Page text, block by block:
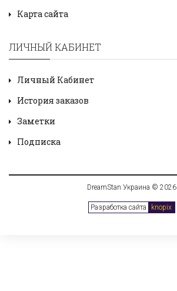
Карта сайта
ЛИЧНЫЙ КАБИНЕТ
Личный Кабинет
История заказов
Заметки
Подписка
DreamStan Украина © 2026
Разработка сайта knopix